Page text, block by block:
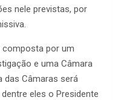
nele previstas, por
composta por um
e uma Câmara
das Câmaras será
eles o Presidente